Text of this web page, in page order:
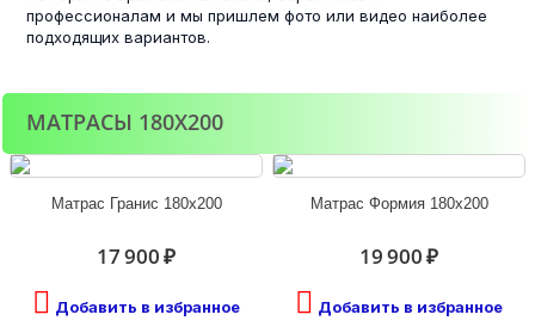
профессионалам и мы пришлем фото или видео наиболее
подходящих вариантов.
МАТРАСЫ 180Х200
Матрас Гранис 180х200
17 900 ₽
Добавить в избранное
Матрас Формия 180х200
19 900 ₽
Добавить в избранное